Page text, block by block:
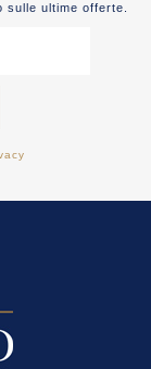
ultime offerte.